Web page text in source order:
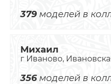
379моделей в
Михаил
г Иваново,
356моделей в